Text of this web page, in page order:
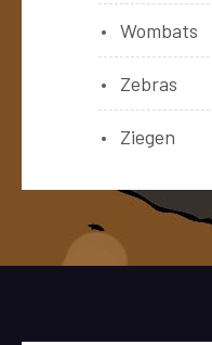
Wombats
Zebras
Ziegen